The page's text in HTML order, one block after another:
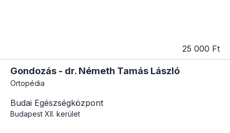
25 000 Ft
Gondozás - dr. Németh Tamás László
Ortopédia
Budai Egészségközpont
Budapest XII. kerület